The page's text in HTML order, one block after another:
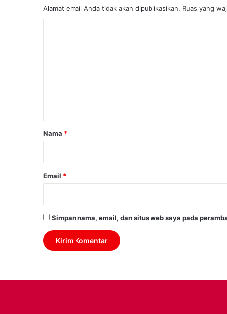
Alamat email Anda tidak akan dipublikasikan. Ruas yang
rNama *
Email *
Simpan nama, email, dan situs web saya pada